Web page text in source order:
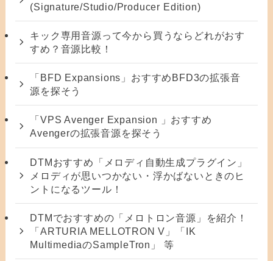
(Signature/Studio/Producer Edition)
キック専用音源って今から買うならどれがおす
すめ？音源比較！
「BFD Expansions」おすすめBFD3の拡張音
源を探そう
「VPS Avenger Expansion 」おすすめ
Avengerの拡張音源を探そう
DTMおすすめ「メロディ自動生成プラグイン」
メロディが思いつかない・浮かばないときのヒ
ントになるツール！
DTMでおすすめの「メロトロン音源」を紹介！
「ARTURIA MELLOTRON V」「IK
MultimediaのSampleTron」 等